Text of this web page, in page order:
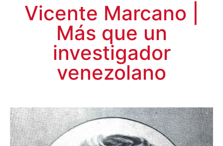
Vicente Marcano |
Más que un
investigador
venezolano